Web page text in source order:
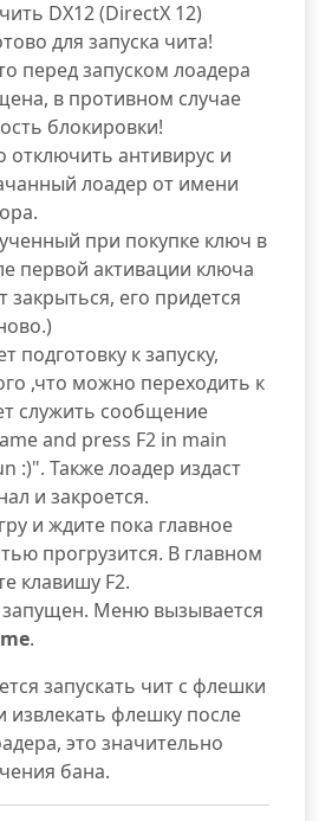
DX12 (DirectX 12)
для запуска чита!
перед запуском лоадера
в противном случае
блокировки!
отключить антивирус и
лоадер от имени
при покупке ключ в
первой активации ключа
его придется
подготовку к запуску,
,что можно переходить к
служить сообщение
and press F2 in main
:)". Также лоадер издаст
и закроется.
и ждите пока главное
прогрузится. В главном
клавишу F2.
Меню вызывается
.
запускать чит с флешки
извлекать флешку после
это значительно
бана.